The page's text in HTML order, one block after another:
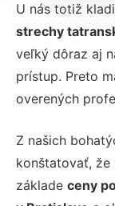
U nás totiž
strechy
veľký dôraz aj
prístup. Preto
overených
Z našich
konštatovať, že
základe ceny